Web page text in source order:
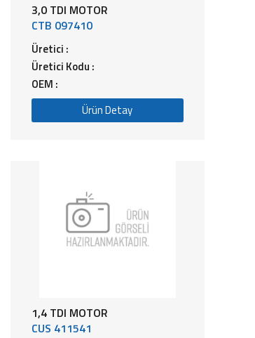
3,0 TDI MOTOR
CTB 097410
Üretici :
Üretici Kodu :
OEM :
Ürün Detay
1,4 TDI MOTOR
CUS 411541